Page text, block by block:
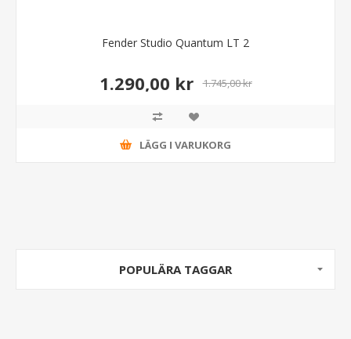
Fender Studio Quantum LT 2
1.290,00 kr 1.745,00 kr
LÄGG I VARUKORG
POPULÄRA TAGGAR